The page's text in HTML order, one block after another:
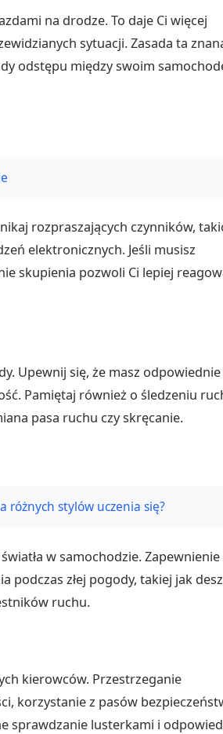
na drodze. To daje Ci więcej
sytuacji. Zasada ta
odstępu między swoim
rozpraszających czynników,
elektronicznych. Jeśli musisz
skupienia pozwoli Ci lepiej
Upewnij się, że masz odpowiednie
Pamiętaj również o śledzeniu
pasa ruchu czy skręcanie.
różnych stylów uczenia się?
w samochodzie. Zapewnienie
podczas złej pogody, takiej jak
ruchu.
kierowców. Przestrzeganie
korzystanie z pasów
sprawdzanie lusterkami i